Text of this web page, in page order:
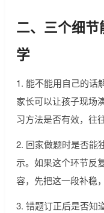
二、三个细
学
1. 能不能用自己的话
家长可以让孩子现场
习方法是否有效，往
2. 回家做题时是否能
示。如果这个环节反
容，先把这一段补稳
3. 错题订正后是否知